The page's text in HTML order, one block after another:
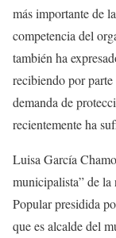
más importante de
competencia del
también ha
recibiendo por
demanda de
recientemente ha
Luisa García
municipalista” de
Popular presidida
que es alcalde del